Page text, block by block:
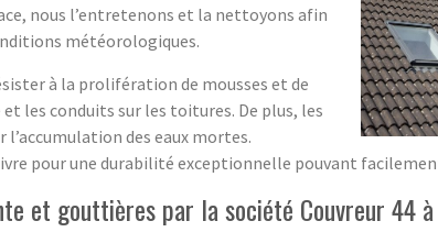
nous l’entretenons et la nettoyons afin
météorologiques.
à la prolifération de mousses et de
les conduits sur les toitures. De plus, les
des eaux mortes.
pour une durabilité exceptionnelle pouvant
et gouttières par la société Couvreur 44